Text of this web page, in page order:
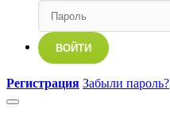
ВОЙТИ
Регистрация Забыли пароль?